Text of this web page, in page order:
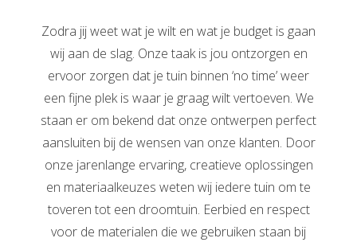
Zodra jij weet wat je wilt en wat je budget is gaan
wij aan de slag. Onze taak is jou ontzorgen en
ervoor zorgen dat je tuin binnen ‘no time’ weer
een fijne plek is waar je graag wilt vertoeven. We
staan er om bekend dat onze ontwerpen perfect
aansluiten bij de wensen van onze klanten. Door
onze jarenlange ervaring, creatieve oplossingen
en materiaalkeuzes weten wij iedere tuin om te
toveren tot een droomtuin. Eerbied en respect
voor de materialen die we gebruiken staan bij